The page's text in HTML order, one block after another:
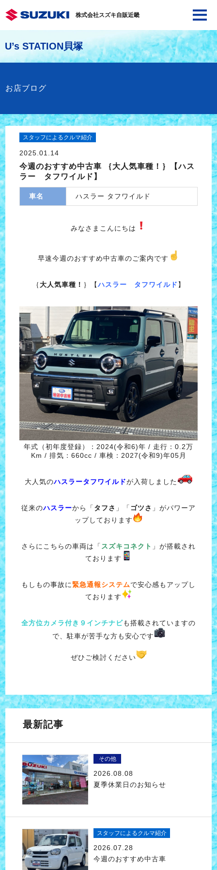
株式会社スズキ自販近畿
U’s STATION貝塚
お店ブログ
スタッフによるクルマ紹介
2025.01.14
今週のおすすめ中古車 ｛大人気車種！｝【ハス
ラー タフワイルド】
車名 ハスラー タフワイルド
みなさまこんにちは
早速今週のおすすめ中古車のご案内です
｛ 大人気車種！ ｝【ハスラー タフワイルド 】
年式（初年度登録）：2024(令和6)年 / 走行：0.2万
Km / 排気：660cc / 車検：2027(令和9)年05月
大人気のハスラータフワイルドが入荷しました
従来のハスラーから「 タフさ 」「 ゴツさ 」がパワーア
ップしております
さらにこちらの車両は「 スズキコネクト 」が搭載され
ております
もしもの事故に緊急通報システムで安心感もアップし
ております
全方位カメラ付き９インチナビも搭載されていますの
で、駐車が苦手な方も安心です
ぜひご検討ください
最新記事
その他
2026.08.08
夏季休業日のお知らせ
スタッフによるクルマ紹介
2026.07.28
今週のおすすめ中古車